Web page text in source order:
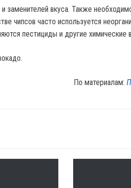
заменителей вкуса. Также
чипсов часто используется
пестициды и другие химические
По материалам: